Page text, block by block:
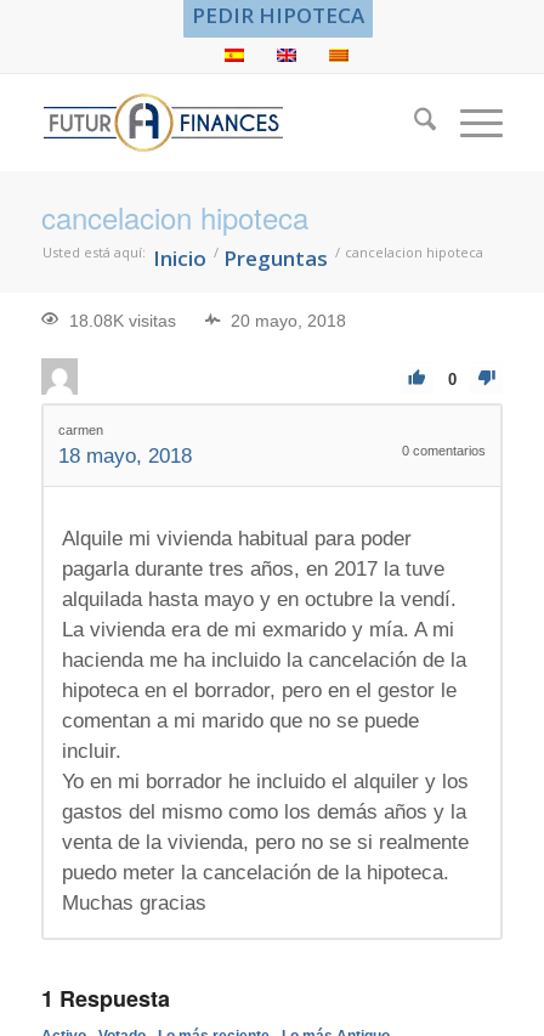
PEDIR HIPOTECA
cancelacion hipoteca
Usted está aquí: Inicio / Preguntas / cancelacion hipoteca
18.08K visitas 20 mayo, 2018
0
carmen
18 mayo, 2018 0 comentarios
Alquile mi vivienda habitual para poder
pagarla durante tres años, en 2017 la tuve
alquilada hasta mayo y en octubre la vendí.
La vivienda era de mi exmarido y mía. A mi
hacienda me ha incluido la cancelación de la
hipoteca en el borrador, pero en el gestor le
comentan a mi marido que no se puede
incluir.
Yo en mi borrador he incluido el alquiler y los
gastos del mismo como los demás años y la
venta de la vivienda, pero no se si realmente
puedo meter la cancelación de la hipoteca.
Muchas gracias
1 Respuesta